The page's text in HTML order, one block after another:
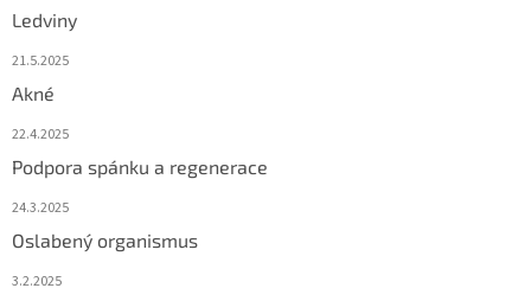
Ledviny
21.5.2025
Akné
22.4.2025
Podpora spánku a regenerace
24.3.2025
Oslabený organismus
3.2.2025